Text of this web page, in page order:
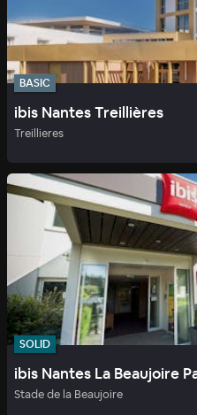
BASIC
ibis Nantes Treillières
Treillieres
SOLID
ibis Nantes La Beaujoire
Stade de la Beaujoire